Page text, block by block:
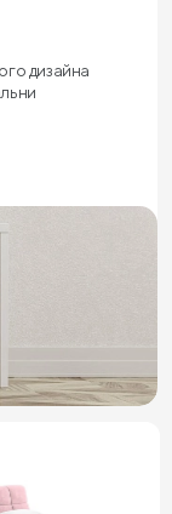
дизайна